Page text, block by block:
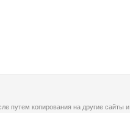
путем копирования на другие сайты и